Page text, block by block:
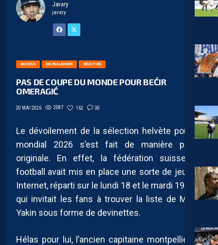
Javary
javary
ANCIENS DIE PAILLADINER SÉLECTION
PAS DE COUPE DU MONDE POUR BEĆIR
OMERAGIĆ
20 MAI 2026 2087 162 30
Le dévoilement de la sélection helvète pour le
mondial 2026 s’est fait de manière plutôt
originale. En effet, la fédération suisse de
football avait mis en place une sorte de jeu sur
Internet, réparti sur le lundi 18 et le mardi 19 mai,
qui invitait les fans à trouver la liste de Murat
Yakin sous forme de devinettes.
Hélas pour lui, l’ancien capitaine montpelliérain